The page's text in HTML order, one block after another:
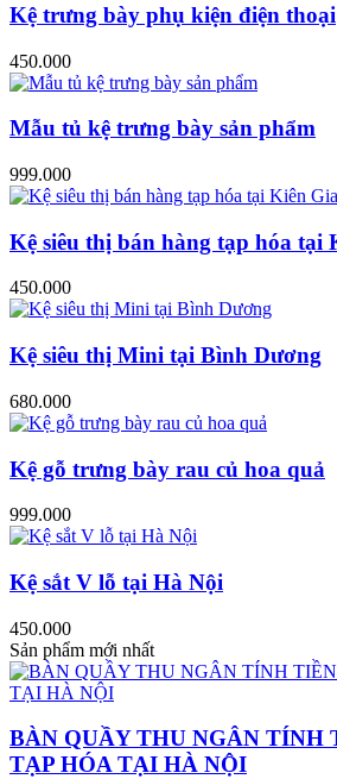
Kệ trưng bày phụ kiện điện thoại
450.000
Mẫu tủ kệ trưng bày sản phẩm
999.000
Kệ siêu thị bán hàng tạp hóa tại
450.000
Kệ siêu thị Mini tại Bình Dương
680.000
Kệ gỗ trưng bày rau củ hoa quả
999.000
Kệ sắt V lỗ tại Hà Nội
450.000
Sản phẩm mới nhất
BÀN QUẦY THU NGÂN TÍNH
TẠP HÓA TẠI HÀ NỘI